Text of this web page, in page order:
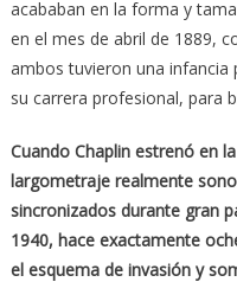
acababan en la forma y
en el mes de abril de 1889,
ambos tuvieron una infancia
su carrera profesional, para
Cuando Chaplin estrenó en
largometraje realmente
sincronizados durante gran
1940, hace exactamente
el esquema de invasión y